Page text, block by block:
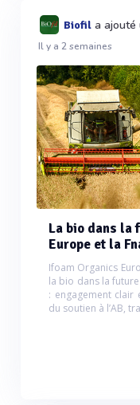
Biofil a ajouté
Il y a 2 semaines
La bio dans la
Europe et la
Ifoam Organics
la bio dans la
: engagement
du soutien à l’AB,